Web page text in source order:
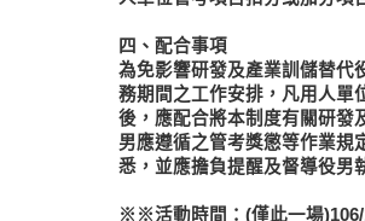
四、配合事項
為免影響研發及產業訓儲替代
務期間之工作安排，凡用人單
後，應配合將本制度有關研發
男應遵循之管考獎懲等作業規
悉，並應擔負提醒及督導役男
※※活動時間：(僅此一場)106/